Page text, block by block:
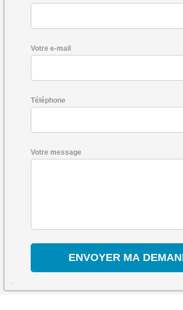
Votre e-mail
Téléphone
Votre message